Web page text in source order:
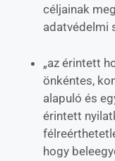
céljainak
adatvédelmi
„az érintett
önkéntes,
alapuló és
érintett
hogy